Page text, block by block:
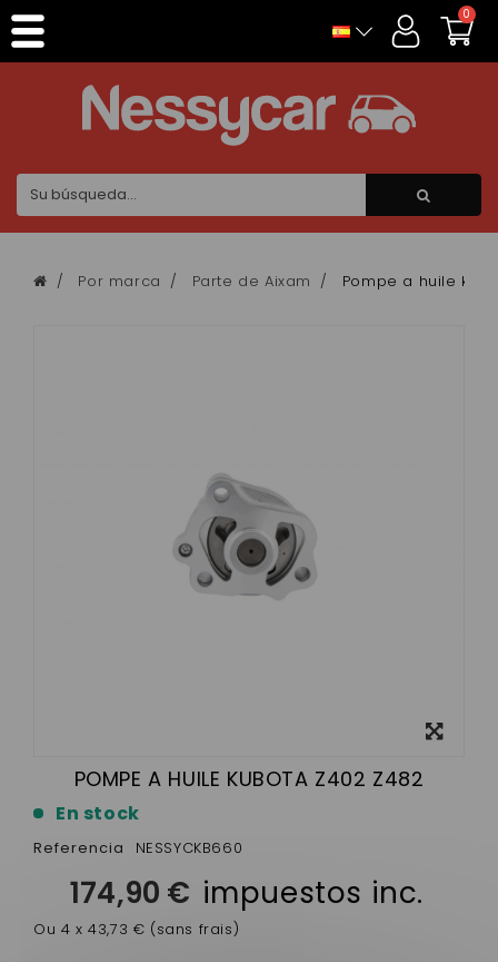
0
Por marca Parte de Aixam Pompe a huile
POMPE A HUILE KUBOTA Z402 Z482
En stock
Referencia NESSYCKB660
174,90 € impuestos inc.
Ou 4 x 43,73 € (sans frais)
Panel de gestión de cookies